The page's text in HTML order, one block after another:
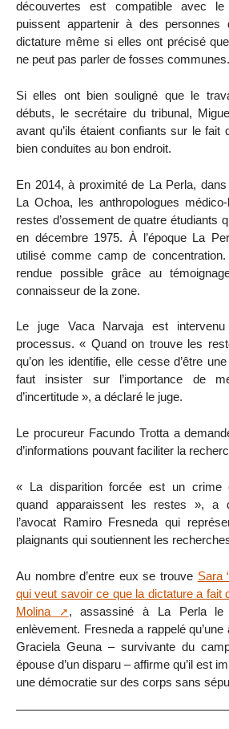
découvertes est compatible avec
puissent appartenir à des personnes
dictature même si elles ont précisé
ne peut pas parler de fosses communes.
Si elles ont bien souligné que le
débuts, le secrétaire du tribunal,
avant qu’ils étaient confiants sur le fait
bien conduites au bon endroit.
En 2014, à proximité de La Perla,
La Ochoa, les anthropologues
restes d’ossement de quatre étudiants
en décembre 1975. À l’époque La
utilisé comme camp de
rendue possible grâce au
connaisseur de la zone.
Le juge Vaca Narvaja est
processus. « Quand on trouve les
qu’on les identifie, elle cesse d’être
faut insister sur l’importance de
d’incertitude », a déclaré le juge.
Le procureur Facundo Trotta a
d’informations pouvant faciliter la
« La disparition forcée est un crime
quand apparaissent les restes », a
l’avocat Ramiro Fresneda qui
plaignants qui soutiennent les
Au nombre d’entre eux se trouve Sara
qui veut savoir ce que la dictature a fait
Molina
, assassiné à La Perla
enlèvement. Fresneda a rappelé
Graciela Geuna – survivante du
épouse d’un disparu – affirme qu’il est
une démocratie sur des corps sans